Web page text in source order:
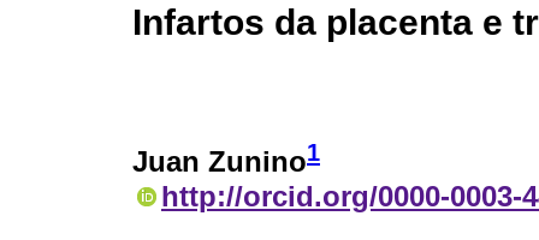
Infartos da placenta e
Juan Zunino1
http://orcid.org/0000-0003-